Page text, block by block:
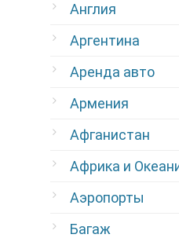
Англия
Аргентина
Аренда авто
Армения
Афганистан
Африка и
Аэропорты
Багаж